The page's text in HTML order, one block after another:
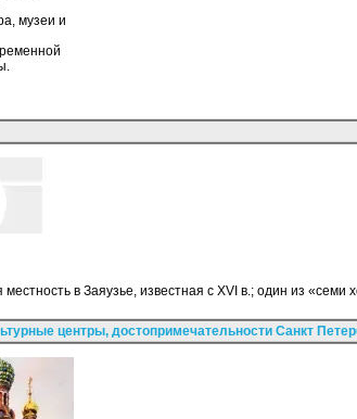
музеи и
в Заяузье, известная с XVI в.; один из «семи
центры, достопримечательности Санкт